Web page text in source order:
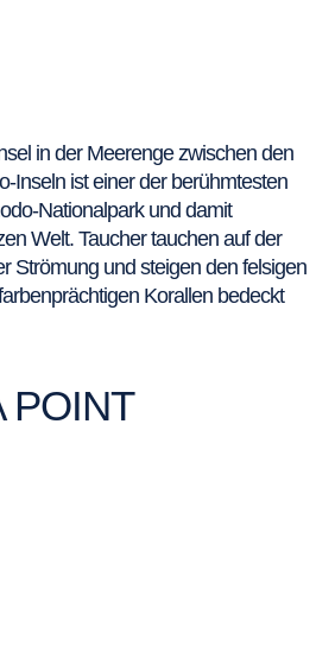
in der Meerenge zwischen den
Inseln ist einer der berühmtesten
Nationalpark und damit
Welt. Taucher tauchen auf der
Strömung und steigen den felsigen
Korallen bedeckt
POINT